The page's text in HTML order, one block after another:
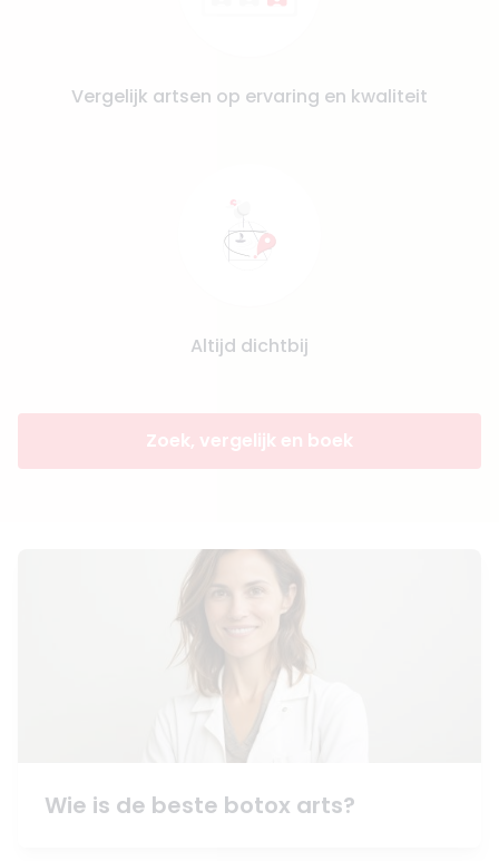
Vergelijk artsen op ervaring en kwaliteit
Altijd dichtbij
Zoek, vergelijk en boek
Wie is de beste botox arts?